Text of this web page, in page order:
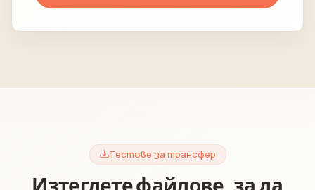
Тестове за трансфер
Изтеглете файлове, за да